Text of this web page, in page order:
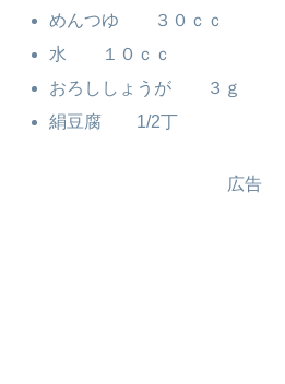
めんつゆ ３０ｃｃ
水 １０ｃｃ
おろししょうが ３ｇ
絹豆腐 1/2丁
広告